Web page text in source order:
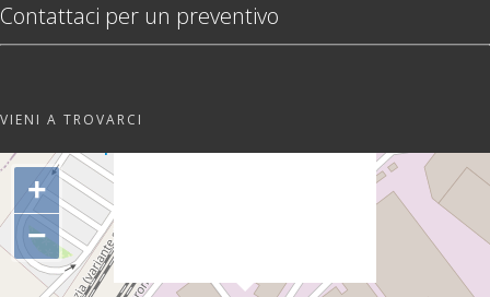
Contattaci per un preventivo
VIENI A TROVARCI
s=d.createElement('scr'+'ipt');
+
−